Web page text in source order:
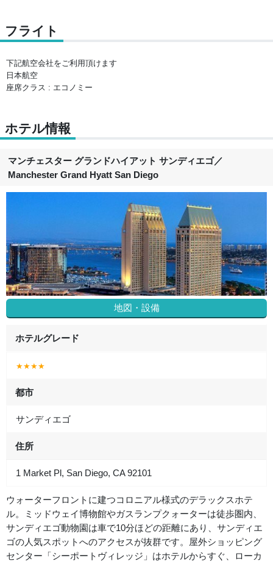
フライト
下記航空会社をご利用頂けます
日本航空
座席クラス : エコノミー
ホテル情報
マンチェスター グランドハイアット サンディエゴ／
Manchester Grand Hyatt San Diego
地図・設備
ホテルグレード
★★★★
都市
サンディエゴ
住所
1 Market Pl, San Diego, CA 92101
ウォーターフロントに建つコロニアル様式のデラックスホテ
ル。ミッドウェイ博物館やガスランプクォーターは徒歩圏内、
サンディエゴ動物園は車で10分ほどの距離にあり、サンディエ
ゴの人気スポットへのアクセスが抜群です。屋外ショッピング
センター「シーポートヴィレッジ」はホテルからすぐ、ローカ